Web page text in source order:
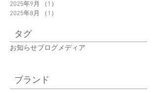
2025年9月
（1）
2025年8月
（1）
タグ
お知らせブログ メディア
ブランド